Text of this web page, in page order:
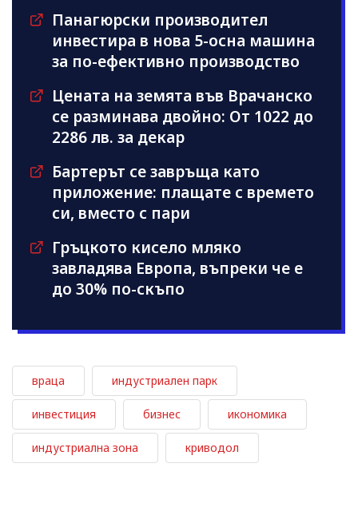
Панагюрски производител
инвестира в нова 5-осна машина
за по-ефективно производство
Цената на земята във Врачанско
се разминава двойно: От 1022 до
2286 лв. за декар
Бартерът се завръща като
приложение: плащате с времето
си, вместо с пари
Гръцкото кисело мляко
завладява Европа, въпреки че е
до 30% по-скъпо
враца индустриален парк
инвестиция бизнес икономика
индустриална зона криводол